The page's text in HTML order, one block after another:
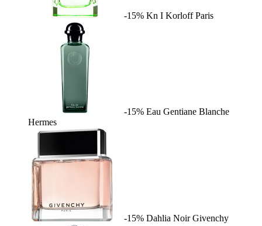
-15% Kn I Korloff Paris
-15% Eau Gentiane Blanche
Hermes
-15% Dahlia Noir Givenchy